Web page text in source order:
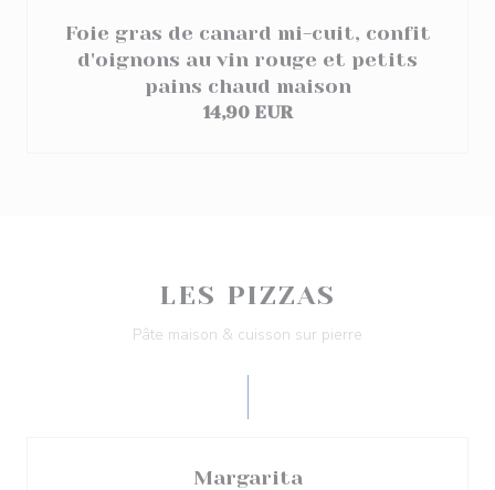
Foie gras de canard mi-cuit, confit
d'oignons au vin rouge et petits
pains chaud maison
14,90 EUR
LES PIZZAS
Pâte maison & cuisson sur pierre
Margarita